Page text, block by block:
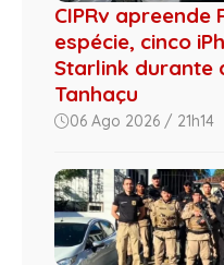
CIPRv apreende
espécie, cinco
Starlink durante
Tanhaçu
06 Ago 2026 / 21h14